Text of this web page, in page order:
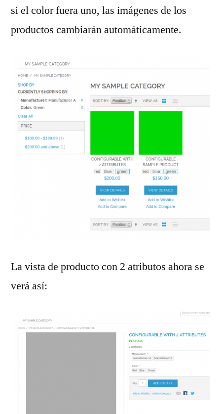
si el color fuera uno, las imágenes de los
productos cambiarán automáticamente.
La vista de producto con 2 atributos ahora se
verá así: